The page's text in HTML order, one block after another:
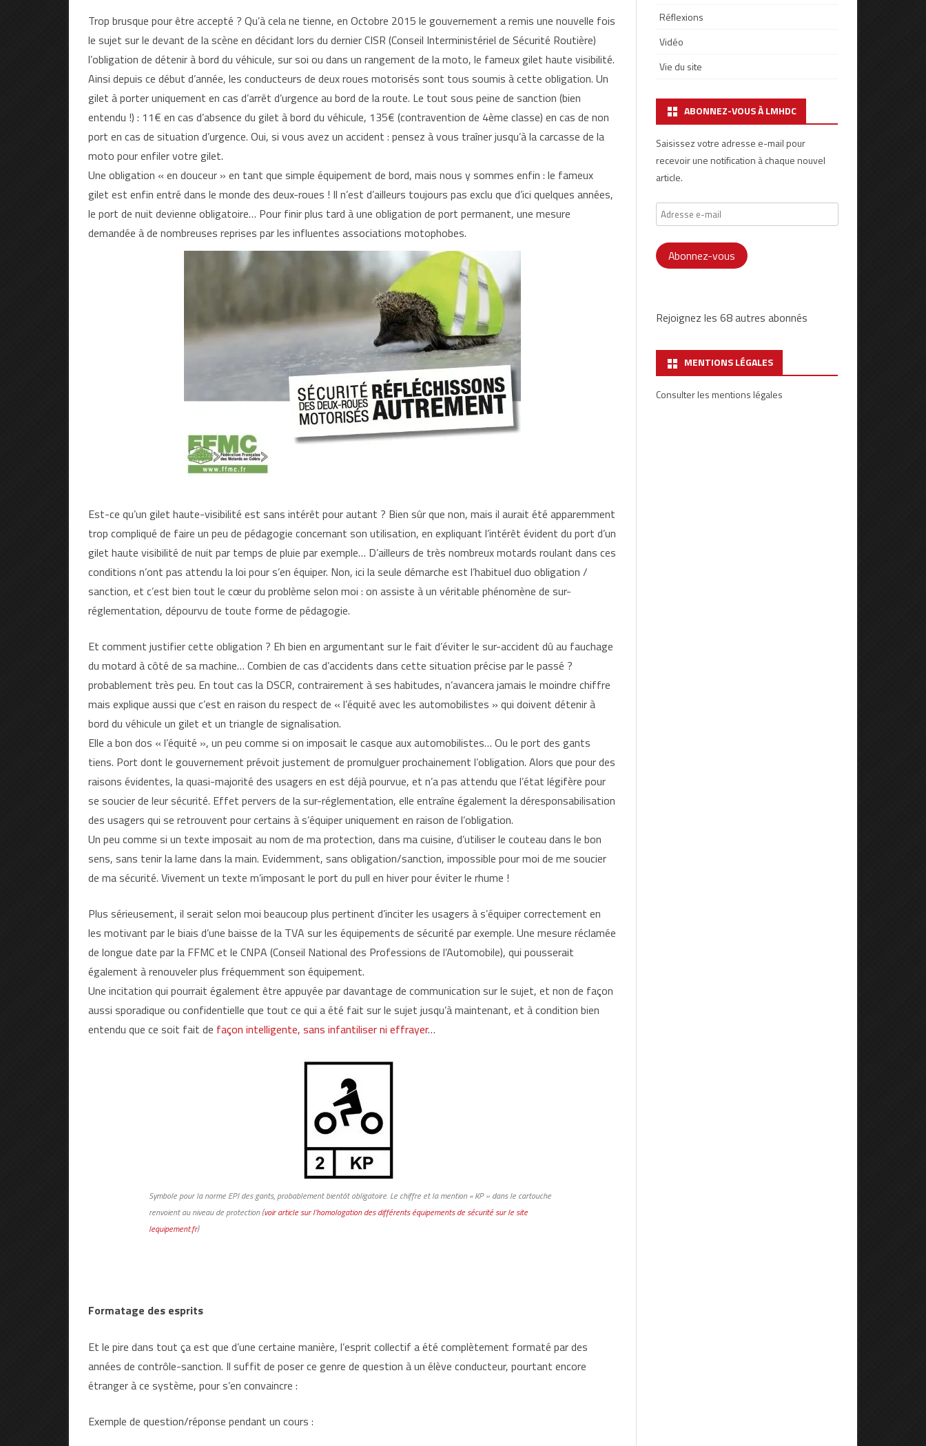
Trop brusque pour être accepté ? Qu’à cela ne tienne, en Octobre 2015 le gouvernement a remis une nouvelle fois
le sujet sur le devant de la scène en décidant lors du dernier CISR (Conseil Interministériel de Sécurité Routière)
l’obligation de détenir à bord du véhicule, sur soi ou dans un rangement de la moto, le fameux gilet haute visibilité.
Ainsi depuis ce début d’année, les conducteurs de deux roues motorisés sont tous soumis à cette obligation. Un
gilet à porter uniquement en cas d’arrêt d’urgence au bord de la route. Le tout sous peine de sanction (bien
entendu !) : 11€ en cas d’absence du gilet à bord du véhicule, 135€ (contravention de 4ème classe) en cas de non
port en cas de situation d’urgence. Oui, si vous avez un accident : pensez à vous traîner jusqu’à la carcasse de la
moto pour enfiler votre gilet.
Une obligation « en douceur » en tant que simple équipement de bord, mais nous y sommes enfin : le fameux
gilet est enfin entré dans le monde des deux-roues ! Il n’est d’ailleurs toujours pas exclu que d’ici quelques années,
le port de nuit devienne obligatoire… Pour finir plus tard à une obligation de port permanent, une mesure
demandée à de nombreuses reprises par les influentes associations motophobes.
Est-ce qu’un gilet haute-visibilité est sans intérêt pour autant ? Bien sûr que non, mais il aurait été apparemment
trop compliqué de faire un peu de pédagogie concernant son utilisation, en expliquant l’intérêt évident du port d’un
gilet haute visibilité de nuit par temps de pluie par exemple… D’ailleurs de très nombreux motards roulant dans ces
conditions n’ont pas attendu la loi pour s’en équiper. Non, ici la seule démarche est l’habituel duo obligation /
sanction, et c’est bien tout le cœur du problème selon moi : on assiste à un véritable phénomène de sur-
réglementation, dépourvu de toute forme de pédagogie.
Et comment justifier cette obligation ? Eh bien en argumentant sur le fait d’éviter le sur-accident dû au fauchage
du motard à côté de sa machine… Combien de cas d’accidents dans cette situation précise par le passé ?
probablement très peu. En tout cas la DSCR, contrairement à ses habitudes, n’avancera jamais le moindre chiffre
mais explique aussi que c’est en raison du respect de « l’équité avec les automobilistes » qui doivent détenir à
bord du véhicule un gilet et un triangle de signalisation.
Elle a bon dos « l’équité », un peu comme si on imposait le casque aux automobilistes… Ou le port des gants
tiens. Port dont le gouvernement prévoit justement de promulguer prochainement l’obligation. Alors que pour des
raisons évidentes, la quasi-majorité des usagers en est déjà pourvue, et n’a pas attendu que l’état légifère pour
se soucier de leur sécurité. Effet pervers de la sur-réglementation, elle entraîne également la déresponsabilisation
des usagers qui se retrouvent pour certains à s’équiper uniquement en raison de l’obligation.
Un peu comme si un texte imposait au nom de ma protection, dans ma cuisine, d’utiliser le couteau dans le bon
sens, sans tenir la lame dans la main. Evidemment, sans obligation/sanction, impossible pour moi de me soucier
de ma sécurité. Vivement un texte m’imposant le port du pull en hiver pour éviter le rhume !
Plus sérieusement, il serait selon moi beaucoup plus pertinent d’inciter les usagers à s’équiper correctement en
les motivant par le biais d’une baisse de la TVA sur les équipements de sécurité par exemple. Une mesure réclamée
de longue date par la FFMC et le CNPA (Conseil National des Professions de l’Automobile), qui pousserait
également à renouveler plus fréquemment son équipement.
Une incitation qui pourrait également être appuyée par davantage de communication sur le sujet, et non de façon
aussi sporadique ou confidentielle que tout ce qui a été fait sur le sujet jusqu’à maintenant, et à condition bien
entendu que ce soit fait de façon intelligente, sans infantiliser ni effrayer…
Symbole pour la norme EPI des gants, probablement bientôt obligatoire. Le chiffre et la mention « KP » dans le cartouche
renvoient au niveau de protection (voir article sur l’homologation des différents équipements de sécurité sur le site
lequipement.fr)
Formatage des esprits
Et le pire dans tout ça est que d’une certaine manière, l’esprit collectif a été complètement formaté par des
années de contrôle-sanction. Il suffit de poser ce genre de question à un élève conducteur, pourtant encore
étranger à ce système, pour s’en convaincre :
Exemple de question/réponse pendant un cours :
Réflexions
Vidéo
Vie du site
ABONNEZ-VOUS À LMHDC
Saisissez votre adresse e-mail pour
recevoir une notification à chaque nouvel
article.
Adresse
e-
mail
Abonnez-vous
Rejoignez les 68 autres abonnés
MENTIONS LÉGALES
Consulter les mentions légales